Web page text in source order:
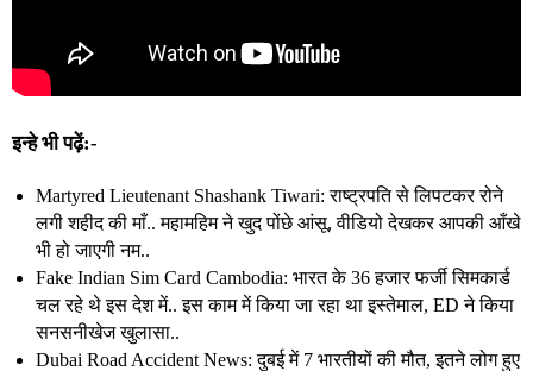
इन्हे भी पढ़ें:-
Martyred Lieutenant Shashank Tiwari: राष्ट्रपति से लिपटकर रोने
लगी शहीद की माँ.. महामहिम ने खुद पोंछे आंसू, वीडियो देखकर आपकी आँखे
भी हो जाएगी नम..
Fake Indian Sim Card Cambodia: भारत के 36 हजार फर्जी सिमकार्ड
चल रहे थे इस देश में.. इस काम में किया जा रहा था इस्तेमाल, ED ने किया
सनसनीखेज खुलासा..
Dubai Road Accident News: दुबई में 7 भारतीयों की मौत, इतने लोग हुए